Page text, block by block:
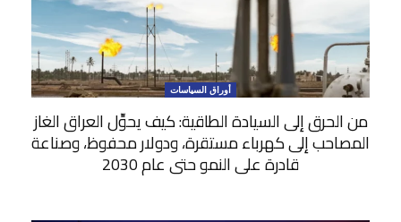
أوراق السياسات
من الحرق إلى السيادة الطاقية: كيف يحوِّل العراق الغاز
المصاحب إلى كهرباء مستقرة، ودولار محفوظ، وصناعة
قادرة على النمو حتى عام 2030